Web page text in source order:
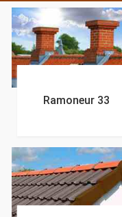
Ramoneur 33